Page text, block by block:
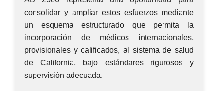
consolidar y ampliar estos esfuerzos mediante
un esquema estructurado que permita la
incorporación de médicos internacionales,
provisionales y calificados, al sistema de salud
de California, bajo estándares rigurosos y
supervisión adecuada.